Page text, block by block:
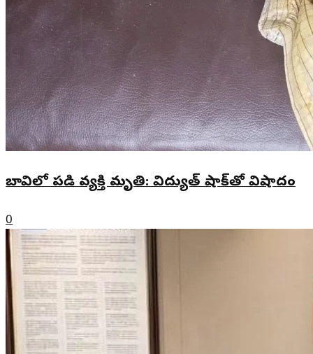
బావిలో పడి వ్యక్తి మృతి: విద్యుత్ షాక్‌తో విషాదం
0